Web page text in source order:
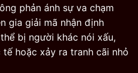
phản ánh sự va chạm
gia giải mã nhận định
bị người khác nói xấu,
hoặc xảy ra tranh cãi nhỏ